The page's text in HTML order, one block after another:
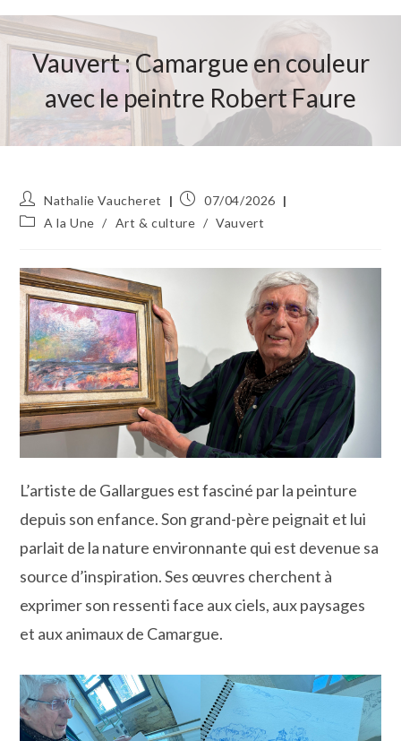
Vauvert : Camargue en couleur
avec le peintre Robert Faure
Auteur/autrice
de
Nathalie Vaucheret
Publication
publiée :
07/04/2026
PostA la Une / Art & culture / Vauvert
L’artiste de Gallargues est fasciné par la peinture
depuis son enfance. Son grand-père peignait et lui
parlait de la nature environnante qui est devenue sa
source d’inspiration. Ses œuvres cherchent à
exprimer son ressenti face aux ciels, aux paysages
et aux animaux de Camargue.